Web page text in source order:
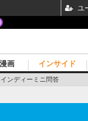
ンディーミニ問答
漫画 インサイド
ユ